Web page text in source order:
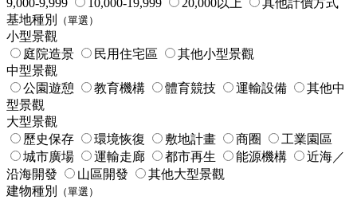
基地種別
（單選）
小型景觀
庭院造景
民用住宅區
其他小型景觀
中型景觀
公園遊憩
教育機構 體育競技 運輸設備
其他中
型景觀
大型景觀
歷史保存
環境恢復 敷地計畫 商圈
工業園區
城市廣場
運輸走廊 都市再生 能源機構
近海／
沿海開發
山區開發
其他大型景觀
建物種別
（單選）